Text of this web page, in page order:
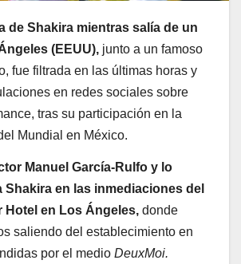
de Shakira mientras salía de un
(EEUU), junto a un famoso
fue filtrada en las últimas horas y
en redes sociales sobre
tras su participación en la
Mundial en México.
Manuel García-Rulfo y lo
Shakira en las inmediaciones del
Hotel en Los Ángeles, donde
saliendo del establecimiento en
por el medio DeuxMoi.